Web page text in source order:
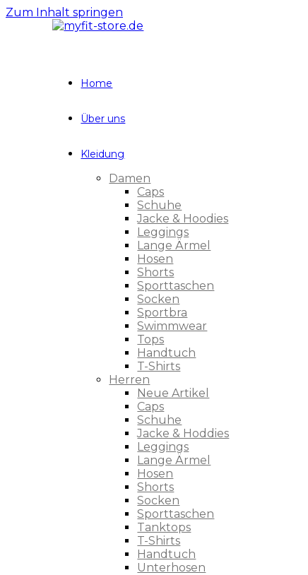
Zum Inhalt springen
Home
Über uns
Kleidung
Damen
Caps
Schuhe
Jacke & Hoodies
Leggings
Lange Ärmel
Hosen
Shorts
Sporttaschen
Socken
Sportbra
Swimmwear
Tops
Handtuch
T-Shirts
Herren
Neue Artikel
Caps
Schuhe
Jacke & Hoddies
Leggings
Lange Ärmel
Hosen
Shorts
Socken
Sporttaschen
Tanktops
T-Shirts
Handtuch
Unterhosen